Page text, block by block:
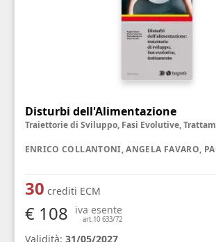
Disturbi dell'Alimentazione
Traiettorie di Sviluppo, Fasi Evolutive,
30 crediti ECM
€ 108 iva esente
art.10 633/72
Validità: 31/05/2027